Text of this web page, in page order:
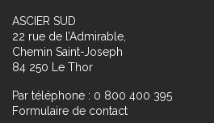
ASCIER SUD
22 rue de l’Admirable,
Chemin Saint-Joseph
84 250 Le Thor
Par téléphone : 0 800 400 395
Formulaire de contact